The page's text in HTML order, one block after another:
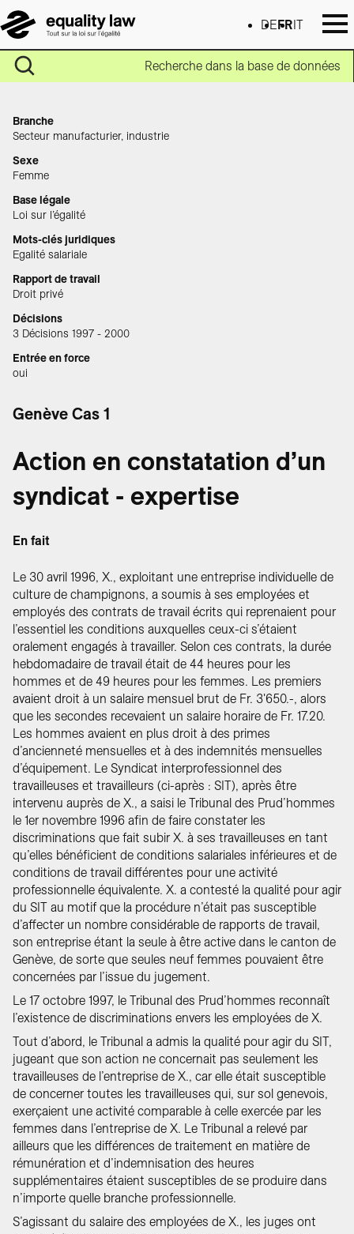
DE FR IT
Recherche dans la base de données
Branche
Secteur manufacturier, industrie
Sexe
Femme
Base légale
Loi sur l’égalité
Mots-clés juridiques
Egalité salariale
Rapport de travail
Droit privé
Décisions
3 Décisions 1997 - 2000
Entrée en force
oui
Genève Cas 1
Action en constatation d’un
syndicat - expertise
En fait
Le 30 avril 1996, X., exploitant une entreprise individuelle de
culture de champignons, a soumis à ses employées et
employés des contrats de travail écrits qui reprenaient pour
l’essentiel les conditions auxquelles ceux-ci s’étaient
oralement engagés à travailler. Selon ces contrats, la durée
hebdomadaire de travail était de 44 heures pour les
hommes et de 49 heures pour les femmes. Les premiers
avaient droit à un salaire mensuel brut de Fr. 3'650.-, alors
que les secondes recevaient un salaire horaire de Fr. 17.20.
Les hommes avaient en plus droit à des primes
d’ancienneté mensuelles et à des indemnités mensuelles
d’équipement. Le Syndicat interprofessionnel des
travailleuses et travailleurs (ci-après : SIT), après être
intervenu auprès de X., a saisi le Tribunal des Prud’hommes
le 1er novembre 1996 afin de faire constater les
discriminations que fait subir X. à ses travailleuses en tant
qu’elles bénéficient de conditions salariales inférieures et de
conditions de travail différentes pour une activité
professionnelle équivalente. X. a contesté la qualité pour agir
du SIT au motif que la procédure n’était pas susceptible
d’affecter un nombre considérable de rapports de travail,
son entreprise étant la seule à être active dans le canton de
Genève, de sorte que seules neuf femmes pouvaient être
concernées par l’issue du jugement.
Le 17 octobre 1997, le Tribunal des Prud’hommes reconnaît
l’existence de discriminations envers les employées de X.
Tout d’abord, le Tribunal a admis la qualité pour agir du SIT,
jugeant que son action ne concernait pas seulement les
travailleuses de l’entreprise de X., car elle était susceptible
de concerner toutes les travailleuses qui, sur sol genevois,
exerçaient une activité comparable à celle exercée par les
femmes dans l’entreprise de X. Le Tribunal a relevé par
ailleurs que les différences de traitement en matière de
rémunération et d’indemnisation des heures
supplémentaires étaient susceptibles de se produire dans
n’importe quelle branche professionnelle.
S’agissant du salaire des employées de X., les juges ont